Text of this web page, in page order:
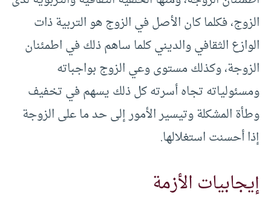
الزوج، فكلما كان الأصل في الزوج هو التربية ذات
الوازع الثقافي والديني كلما ساهم ذلك في اطمئنان
الزوجة، وكذلك مستوى وعي الزوج بواجباته
ومسئولياته تجاه أسرته كل ذلك يسهم في تخفيف
وطأة المشكلة وتيسير الأمور إلى حد ما على الزوجة
إذا أحسنت استغلالها.
إيجابيات الأزمة